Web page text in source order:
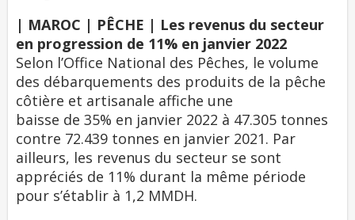
| MAROC | PÊCHE | Les revenus du secteur
en progression de 11% en janvier 2022
Selon l’Office National des Pêches, le volume
des débarquements des produits de la pêche
côtière et artisanale affiche une
baisse de 35% en janvier 2022 à 47.305 tonnes
contre 72.439 tonnes en janvier 2021. Par
ailleurs, les revenus du secteur se sont
appréciés de 11% durant la même période
pour s’établir à 1,2 MMDH.